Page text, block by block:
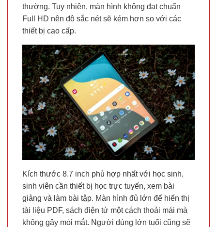
thường. Tuy nhiên, màn hình không đạt chuẩn
Full HD nên độ sắc nét sẽ kém hơn so với các
thiết bị cao cấp.
Kích thước 8.7 inch phù hợp nhất với học sinh,
sinh viên cần thiết bị học trực tuyến, xem bài
giảng và làm bài tập. Màn hình đủ lớn để hiển thị
tài liệu PDF, sách điện tử một cách thoải mái mà
không gây mỏi mắt. Người dùng lớn tuổi cũng sẽ